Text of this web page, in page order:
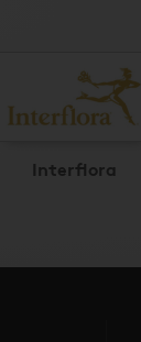
Interflora